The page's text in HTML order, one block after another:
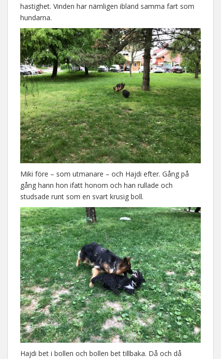
hastighet. Vinden har nämligen ibland samma fart som
hundarna.
Miki före – som utmanare – och Hajdi efter. Gång på
gång hann hon ifatt honom och han rullade och
studsade runt som en svart krusig boll.
Hajdi bet i bollen och bollen bet tillbaka. Då och då